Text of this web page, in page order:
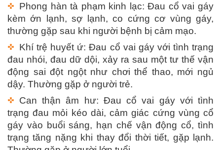
Phong hàn tà phạm kinh lạc: Đau cổ vai gáy
kèm ớn lạnh, sợ lạnh, co cứng cơ vùng gáy,
thường gặp sau khi người bệnh bị cảm mạo.
Khí trệ huyết ứ: Đau cổ vai gáy với tình trạng
đau nhói, đau dữ dội, xảy ra sau một tư thế vận
động sai đột ngột như chơi thể thao, mới ngủ
dậy. Thường gặp ở người trẻ.
Can thận âm hư: Đau cổ vai gáy với tình
trạng đau mỏi kéo dài, cảm giác cứng vùng cổ
gáy vào buổi sáng, hạn chế vận động cổ, tình
trạng tăng nặng khi thay đổi thời tiết, gặp lạnh.